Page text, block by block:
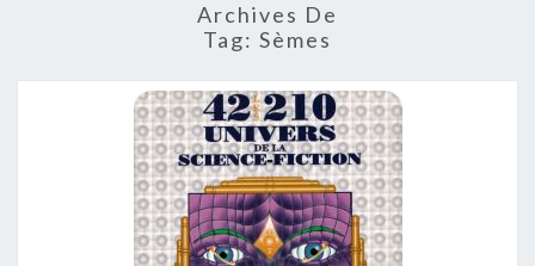
Archives De
Tag: Sèmes